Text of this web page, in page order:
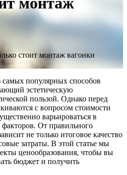
стоит монтаж вагонки
популярных способов
эстетическую
пользой. Однако перед
с вопросом стоимости
варьироваться в
От правильного
не только итоговое качество
затраты. В этой статье мы
ценообразования, чтобы вы
бюджет и получить